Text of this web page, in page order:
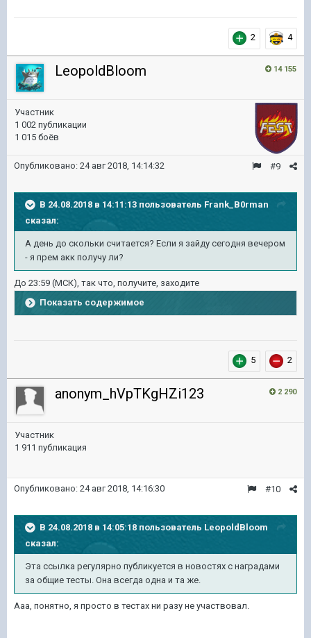
2 4
14 155
LeopoldBloom
Участник
1 002 публикации
1 015 боёв
#9
Опубликовано: 24 авг 2018, 14:14:32
В 24.08.2018 в 14:11:13 пользователь Frank_B0rman
сказал:
А день до скольки считается? Если я зайду сегодня вечером
- я прем акк получу ли?
До 23:59 (МСК), так что, получите, заходите
Показать содержимое
5 2
2 290
anonym_hVpTKgHZi123
Участник
1 911 публикация
#10
Опубликовано: 24 авг 2018, 14:16:30
В 24.08.2018 в 14:05:18 пользователь LeopoldBloom
сказал:
Эта ссылка регулярно публикуется в новостях с наградами
за общие тесты. Она всегда одна и та же.
Ааа, понятно, я просто в тестах ни разу не участвовал.